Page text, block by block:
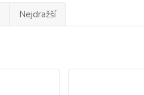
Nejdražší